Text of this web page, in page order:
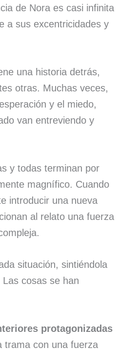
de Nora es casi infinita
a sus excentricidades y
una historia detrás,
otras. Muchas veces,
y el miedo,
van entreviendo y
y todas terminan por
magnífico. Cuando
introducir una nueva
al relato una fuerza
situación, sintiéndola
cosas se han
protagonizadas
trama con una fuerza